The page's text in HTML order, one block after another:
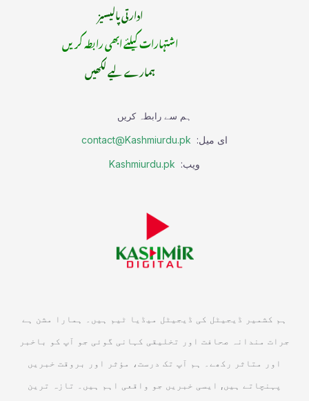
ادارتی پالیسیز
اشتہارات کیلئے ابھی رابطہ کریں
ہمارے لیے لکھیں
ہم سے رابطہ کریں
ای میل: contact@Kashmiurdu.pk
ویب: Kashmiurdu.pk
ہم کشمیر ڈیجیٹل کی ڈیجیٹل میڈیا ٹیم ہیں۔ ہمارا مشن ہے
جرات مندانہ صحافت اور تخلیقی کہانی گوئی جو آپ کو باخبر
اور متاثر رکھے۔ ہم آپ تک درست، مؤثر اور بروقت خبریں
پہنچاتے ہیں, ایسی خبریں جو واقعی اہم ہیں۔ تازہ ترین